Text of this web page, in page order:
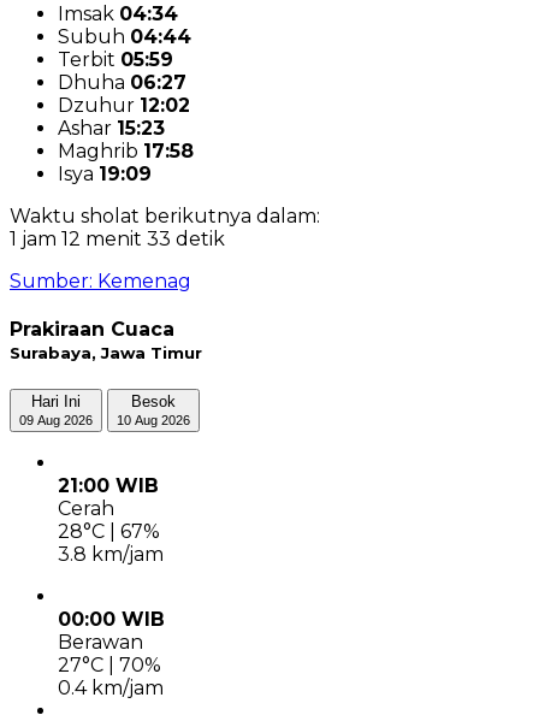
Imsak 04:34
Subuh 04:44
Terbit 05:59
Dhuha 06:27
Dzuhur 12:02
Ashar 15:23
Maghrib 17:58
Isya 19:09
Waktu sholat berikutnya dalam:
1 jam 12 menit 33 detik
Sumber: Kemenag
Prakiraan Cuaca
Surabaya, Jawa Timur
Hari Ini
09 Aug 2026
Besok
10 Aug 2026
21:00 WIB
Cerah
28°C | 67%
3.8 km/jam
00:00 WIB
Berawan
27°C | 70%
0.4 km/jam